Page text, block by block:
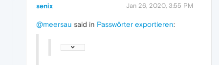
senix Jan 26, 2020, 3:55 PM
@meersau said in Passwörter exportieren: